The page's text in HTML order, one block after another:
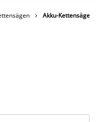
Akku-Kettensäge